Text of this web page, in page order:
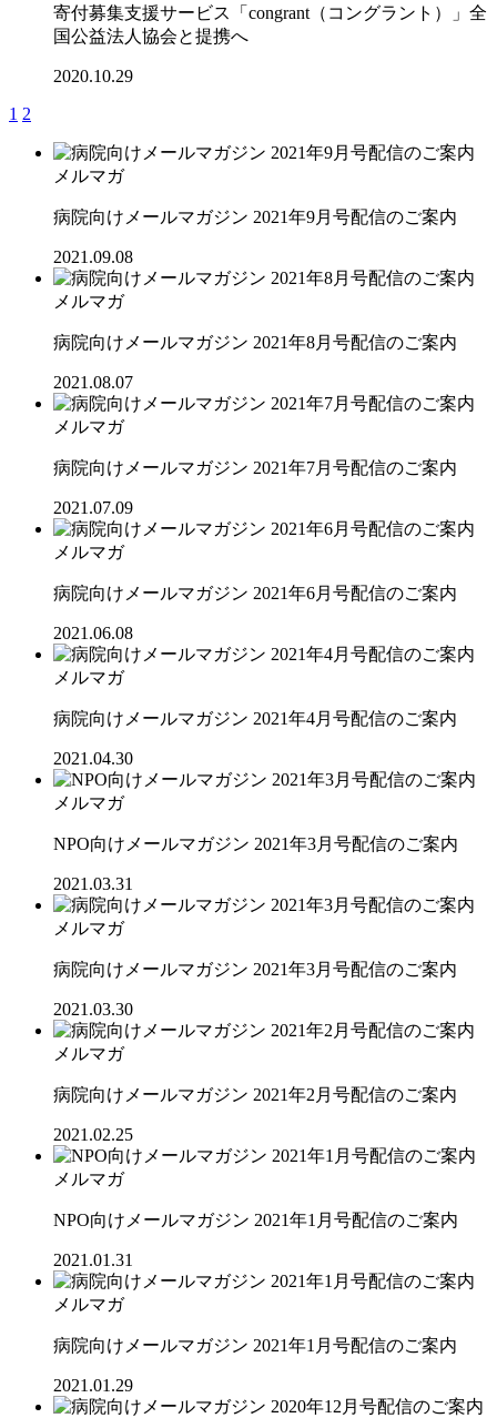
寄付募集支援サービス「congrant（コングラント）」全
国公益法人協会と提携へ
2020.10.29
1 2
メルマガ
病院向けメールマガジン 2021年9月号配信のご案内
2021.09.08
メルマガ
病院向けメールマガジン 2021年8月号配信のご案内
2021.08.07
メルマガ
病院向けメールマガジン 2021年7月号配信のご案内
2021.07.09
メルマガ
病院向けメールマガジン 2021年6月号配信のご案内
2021.06.08
メルマガ
病院向けメールマガジン 2021年4月号配信のご案内
2021.04.30
メルマガ
NPO向けメールマガジン 2021年3月号配信のご案内
2021.03.31
メルマガ
病院向けメールマガジン 2021年3月号配信のご案内
2021.03.30
メルマガ
病院向けメールマガジン 2021年2月号配信のご案内
2021.02.25
メルマガ
NPO向けメールマガジン 2021年1月号配信のご案内
2021.01.31
メルマガ
病院向けメールマガジン 2021年1月号配信のご案内
2021.01.29